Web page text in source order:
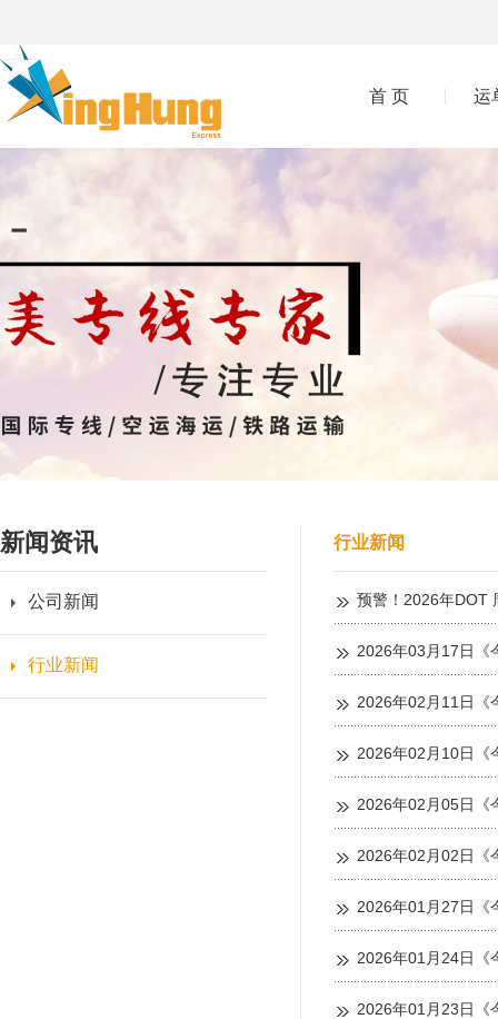
首 页 运
新闻资讯
公司新闻
行业新闻
行业新闻
预警！2026年DOT
2026年03月17日《
2026年02月11日《
2026年02月10日《
2026年02月05日《
2026年02月02日《
2026年01月27日《
2026年01月24日《
2026年01月23日《